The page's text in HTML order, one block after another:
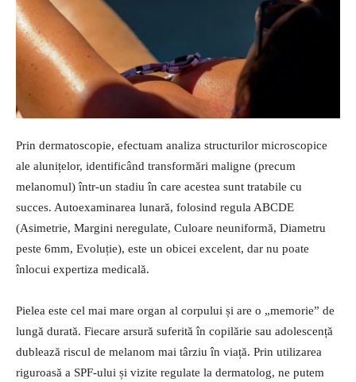
Prin dermatoscopie, efectuam analiza structurilor microscopice
ale alunițelor, identificând transformări maligne (precum
melanomul) într-un stadiu în care acestea sunt tratabile cu
succes. Autoexaminarea lunară, folosind regula ABCDE
(Asimetrie, Margini neregulate, Culoare neuniformă, Diametru
peste 6mm, Evoluție), este un obicei excelent, dar nu poate
înlocui expertiza medicală.
Pielea este cel mai mare organ al corpului și are o „memorie” de
lungă durată. Fiecare arsură suferită în copilărie sau adolescență
dublează riscul de melanom mai târziu în viață. Prin utilizarea
riguroasă a SPF-ului și vizite regulate la dermatolog, ne putem